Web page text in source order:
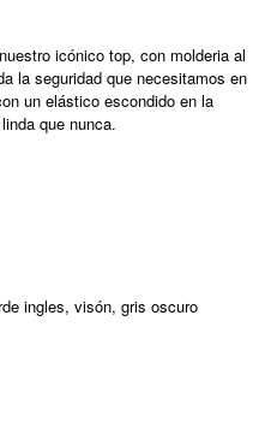
icónico top, con molderia al
la seguridad que necesitamos en
un elástico escondido en la
que nunca.
ingles, visón, gris oscuro